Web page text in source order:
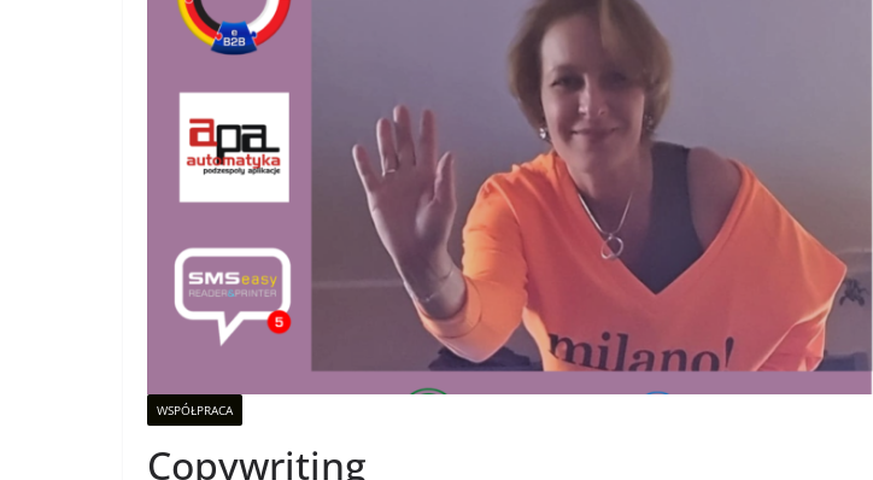
WSPÓŁPRACA
Copywriting